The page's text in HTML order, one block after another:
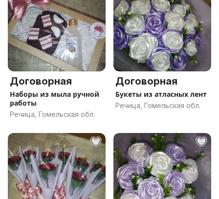
Договорная
Наборы из мыла ручной
работы
Речица, Гомельская обл.
Договорная
Букеты из атласных лент
Речица, Гомельская обл.